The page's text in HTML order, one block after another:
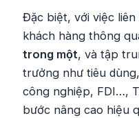
Đặc biệt, với việc
khách hàng thông
trong một, và tập
trưởng như tiêu
công nghiệp, FDI…,
bước nâng cao hiệu